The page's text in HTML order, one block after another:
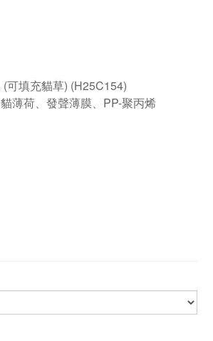
可填充貓草) (H25C154)
薄荷、發聲薄膜、PP-聚丙烯